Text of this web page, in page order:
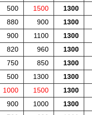
500 1500 1300
880 900 1300
900 1100 1300
820 960 1300
750 850 1300
500 1300 1300
1000 1500 1300
900 1000 1300